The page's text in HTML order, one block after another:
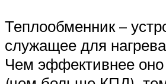
Теплообменник –
служащее для
Чем эффективнее оно